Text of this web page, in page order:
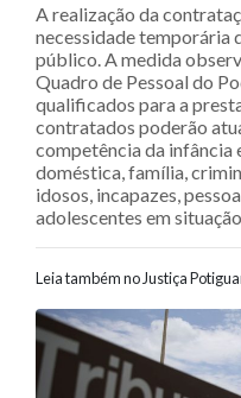
A realização da
necessidade temporária
público. A medida
Quadro de Pessoal do
qualificados para a
contratados poderão
competência da infância
doméstica, família,
idosos, incapazes,
adolescentes em
Leia também no Justiça
Navegação